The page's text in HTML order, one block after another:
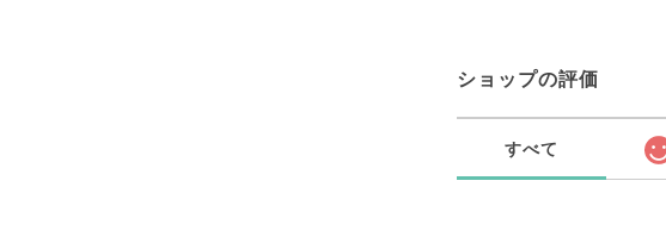
ショップの評価
すべて